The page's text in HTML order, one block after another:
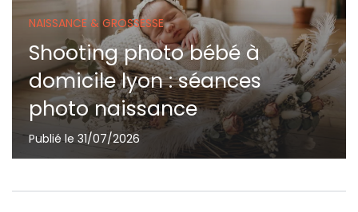
NAISSANCE & GROSSESSE
Shooting photo bébé à
domicile lyon : séances
photo naissance
Publié le 31/07/2026